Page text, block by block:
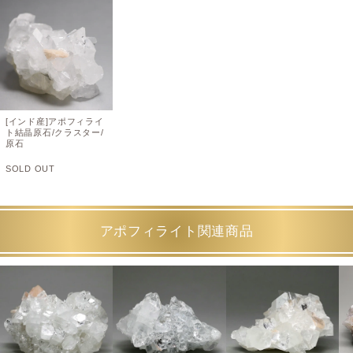
[インド産]アポフィライ
ト結晶原石/クラスター/
原石
SOLD OUT
アポフィライト関連商品